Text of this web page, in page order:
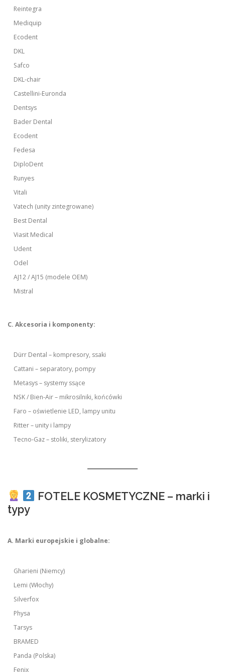
Reintegra
Mediquip
Ecodent
DKL
Safco
DKL-chair
Castellini-Euronda
Dentsys
Bader Dental
Ecodent
Fedesa
DiploDent
Runyes
Vitali
Vatech (unity zintegrowane)
Best Dental
Viasit Medical
Udent
Odel
AJ12 / AJ15 (modele OEM)
Mistral
C. Akcesoria i komponenty:
Dürr Dental – kompresory, ssaki
Cattani – separatory, pompy
Metasys – systemy ssące
NSK / Bien-Air – mikrosilniki, końcówki
Faro – oświetlenie LED, lampy unitu
Ritter – unity i lampy
Tecno-Gaz – stoliki, sterylizatory
FOTELE KOSMETYCZNE – marki i
typy
A. Marki europejskie i globalne:
Gharieni (Niemcy)
Lemi (Włochy)
Silverfox
Physa
Tarsys
BRAMED
Panda (Polska)
Fenix